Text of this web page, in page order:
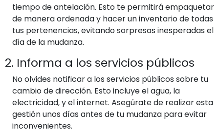
tiempo de antelación. Esto te permitirá empaquetar
de manera ordenada y hacer un inventario de todas
tus pertenencias, evitando sorpresas inesperadas el
día de la mudanza.
2. Informa a los servicios públicos
No olvides notificar a los servicios públicos sobre tu
cambio de dirección. Esto incluye el agua, la
electricidad, y el internet. Asegúrate de realizar esta
gestión unos días antes de tu mudanza para evitar
inconvenientes.